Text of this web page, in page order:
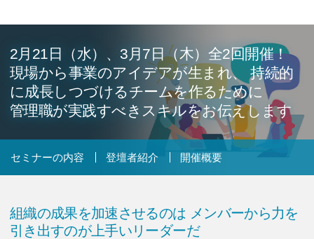
アジア・ネットワーク
お問い合わせ
資料ダウンロード
索:
2月21日（水）、3月7日（木）全2回開催！
現場から事業のアイデアが生まれ、持続的
に成長しつづけるチームを作るために
管理職が実践すべきスキルをお伝えします
セミナーの内容 登壇者紹介 開催概要
組織の成果を加速させるのは メンバーから力を
引き出すのが上手いリーダーだ